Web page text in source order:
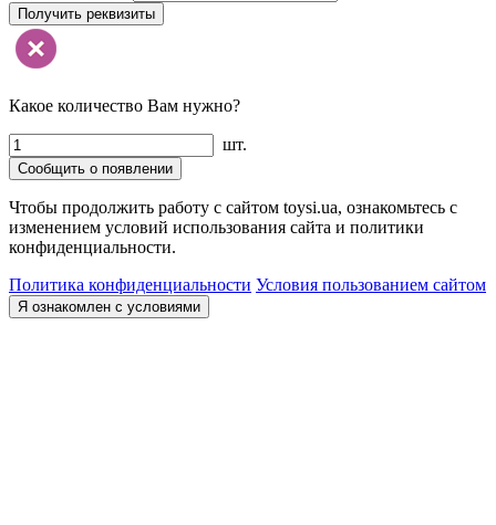
Получить реквизиты
Какое количество Вам нужно?
шт.
Сообщить о появлении
Чтобы продолжить работу с сайтом toysi.ua, ознакомьтесь с
изменением условий использования сайта и политики
конфиденциальности.
Политика конфиденциальности Условия пользованием сайтом
Я ознакомлен с условиями